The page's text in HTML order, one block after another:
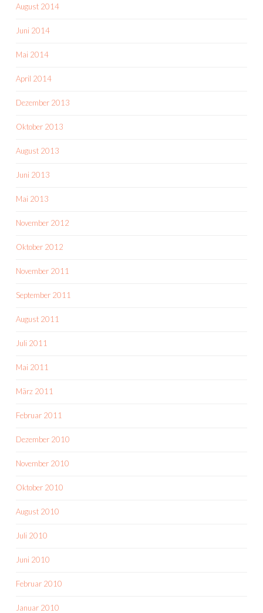
August 2014
Juni 2014
Mai 2014
April 2014
Dezember 2013
Oktober 2013
August 2013
Juni 2013
Mai 2013
November 2012
Oktober 2012
November 2011
September 2011
August 2011
Juli 2011
Mai 2011
März 2011
Februar 2011
Dezember 2010
November 2010
Oktober 2010
August 2010
Juli 2010
Juni 2010
Februar 2010
Januar 2010